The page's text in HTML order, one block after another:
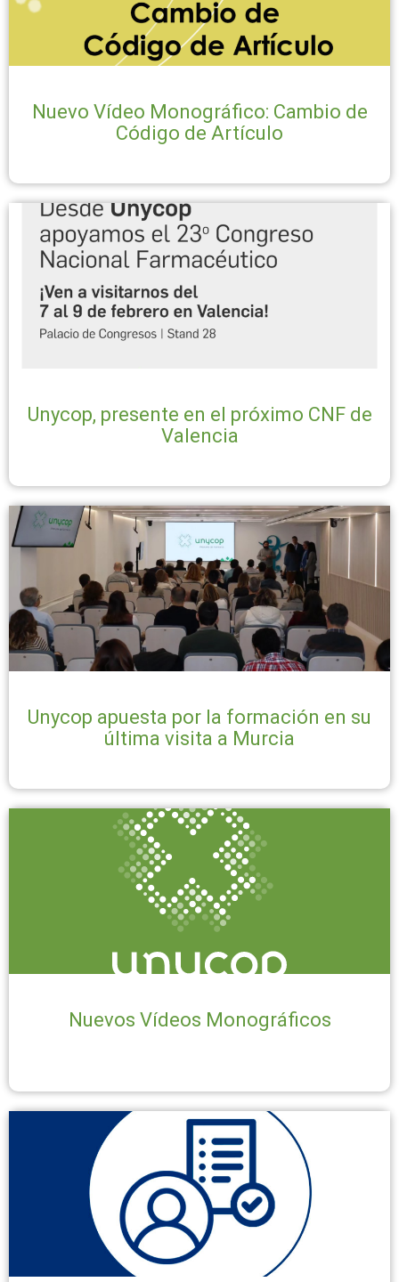
Nuevo Vídeo Monográfico: Cambio de
Código de Artículo
Unycop, presente en el próximo CNF de
Valencia
Unycop apuesta por la formación en su
última visita a Murcia
Nuevos Vídeos Monográficos